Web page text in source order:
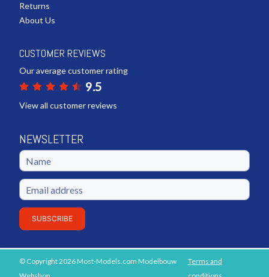
ADD TO SHOPPING CART
Returns
About Us
CUSTOMER REVIEWS
Our average customer rating
9.5
View all customer reviews
NEWSLETTER
SUBSCRIBE
© Copyright 2026 Most-Models.com Modelbouw
Terms and